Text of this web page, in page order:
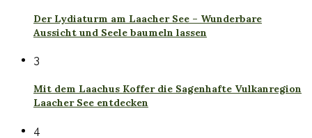
Der Lydiaturm am Laacher See – Wunderbare
Aussicht und Seele baumeln lassen
3
Mit dem Laachus Koffer die Sagenhafte Vulkanregion
Laacher See entdecken
4